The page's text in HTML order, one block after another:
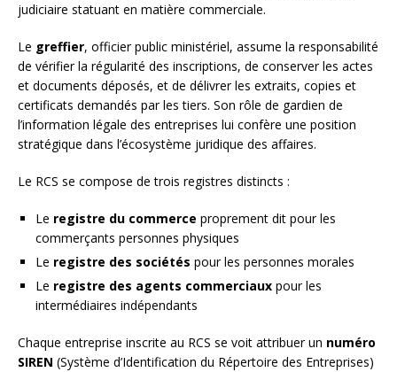
judiciaire statuant en matière commerciale.
Le greffier, officier public ministériel, assume la responsabilité
de vérifier la régularité des inscriptions, de conserver les actes
et documents déposés, et de délivrer les extraits, copies et
certificats demandés par les tiers. Son rôle de gardien de
l’information légale des entreprises lui confère une position
stratégique dans l’écosystème juridique des affaires.
Le RCS se compose de trois registres distincts :
Le registre du commerce proprement dit pour les
commerçants personnes physiques
Le registre des sociétés pour les personnes morales
Le registre des agents commerciaux pour les
intermédiaires indépendants
Chaque entreprise inscrite au RCS se voit attribuer un numéro
SIREN (Système d’Identification du Répertoire des Entreprises)